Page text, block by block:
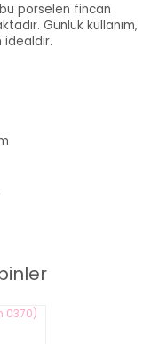
porselen fincan
Günlük kullanım,
idealdir.